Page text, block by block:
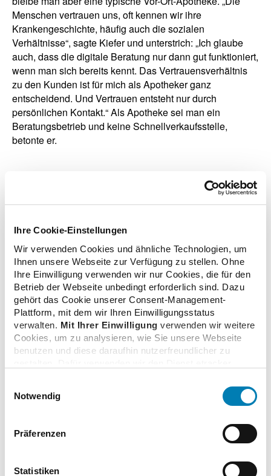
Ihre Cookie-Einstellungen
Wir verwenden Cookies und ähnliche Technologien, um
Ihnen unsere Webseite zur Verfügung zu stellen. Ohne
Ihre Einwilligung verwenden wir nur Cookies, die für den
Betrieb der Webseite unbedingt erforderlich sind. Dazu
gehört das Cookie unserer Consent-Management-
Plattform, mit dem wir Ihren Einwilligungsstatus
verwalten. Mit Ihrer Einwilligung verwenden wir weitere
Cookies, um zu analysieren, wie Sie unsere Webseite
benutzen und diese daraufhin nutzerfreundlicher zu
Adresse und Ihr Surfverhalten verarbeitet. Mit einem
Klick auf „Cookies zulassen“ stimmen Sie der
erforderlichen Cookies zu. Über die Schaltfläche „Nur
notwendige Cookies verwenden“ können Sie die nicht
unteren Regler Ihre persönlichen Bedürfnisse individuell
Notwendig
Präferenzen
Statistiken
Menschen vertrauen uns, oft kennen wir ihre
Krankengeschichte, häufig auch die sozialen
Verhältnisse“, sagte Kiefer und unterstrich: „Ich glaube
auch, dass die digitale Beratung nur dann gut funktioniert,
wenn man sich bereits kennt. Das Vertrauensverhältnis
zu den Kunden ist für mich als Apotheker ganz
entscheidend. Und Vertrauen entsteht nur durch
persönlichen Kontakt.“ Als Apotheke sei man ein
Beratungsbetrieb und keine Schnellverkaufsstelle,
betonte er.
zurück zur Liste
Zusatzinformationen
Verwandte Nachrichten
Apotheken in Deutschland schließen sich an
17.08.2020